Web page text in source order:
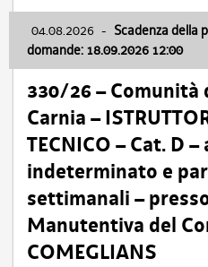
04.08.2026 - Scadenza della
domande: 18.09.2026 12:00
330/26 –
Carnia –
TECNICO – Cat. D
indeterminato e
settimanali –
Manutentiva del
COMEGLIANS